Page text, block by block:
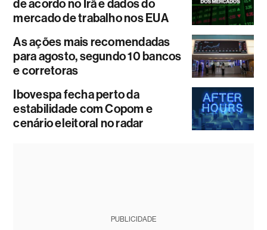
de acordo no Irã e dados do
mercado de trabalho nos EUA
As ações mais recomendadas
para agosto, segundo 10 bancos
e corretoras
Ibovespa fecha perto da
estabilidade com Copom e
cenário eleitoral no radar
PUBLICIDADE